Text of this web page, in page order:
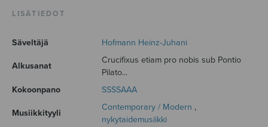
LISÄTIEDOT
Säveltäjä Hofmann Heinz-Juhani
Alkusanat
Crucifixus etiam pro nobis sub Pontio
Pilato...
Kokoonpano
SSSSAAA
Musiikkityyli
Contemporary / Modern ,
nykytaidemusiikki